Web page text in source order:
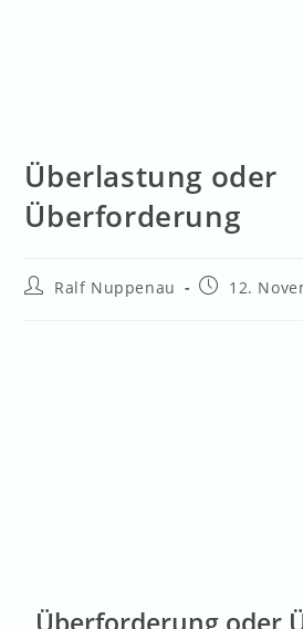
Überlastung oder
Überforderung
Ralf Nuppenau 12.